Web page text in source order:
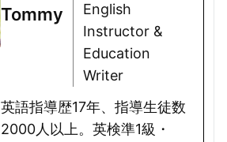
Tommy
English
Instructor &
Education
Writer
英語指導歴17年、指導生徒数
2000人以上。英検準1級・